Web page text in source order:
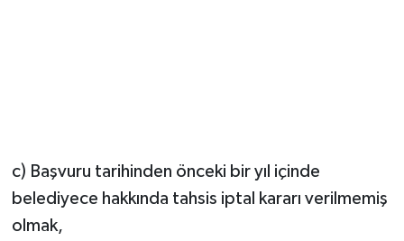
c) Başvuru tarihinden önceki bir yıl içinde
belediyece hakkında tahsis iptal kararı verilmemiş
olmak,